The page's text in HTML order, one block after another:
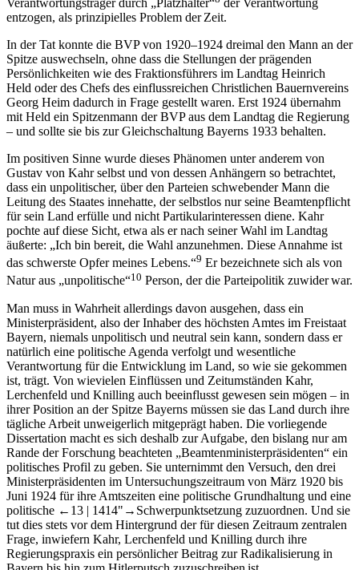
Verantwortungsträger durch „Platzhalter“
der Verantwortung
entzogen, als prinzipielles Problem der Zeit.
In der Tat konnte die BVP von 1920–1924 dreimal den Mann an der
Spitze auswechseln, ohne dass die Stellungen der prägenden
Persönlichkeiten wie des Fraktionsführers im Landtag Heinrich
Held oder des Chefs des einflussreichen Christlichen Bauernvereins
Georg Heim dadurch in Frage gestellt waren. Erst 1924 übernahm
mit Held ein Spitzenmann der BVP aus dem Landtag die Regierung
– und sollte sie bis zur Gleichschaltung Bayerns 1933 behalten.
Im positiven Sinne wurde dieses Phänomen unter anderem von
Gustav von Kahr selbst und von dessen Anhängern so betrachtet,
dass ein unpolitischer, über den Parteien schwebender Mann die
Leitung des Staates innehatte, der selbstlos nur seine Beamtenpflicht
für sein Land erfülle und nicht Partikularinteressen diene. Kahr
pochte auf diese Sicht, etwa als er nach seiner Wahl im Landtag
äußerte: „Ich bin bereit, die Wahl anzunehmen. Diese Annahme ist
das schwerste Opfer meines Lebens.“9 Er bezeichnete sich als von
Natur aus „unpolitische“10 Person, der die Parteipolitik zuwider war.
Man muss in Wahrheit allerdings davon ausgehen, dass ein
Ministerpräsident, also der Inhaber des höchsten Amtes im Freistaat
Bayern, niemals unpolitisch und neutral sein kann, sondern dass er
natürlich eine politische Agenda verfolgt und wesentliche
Verantwortung für die Entwicklung im Land, so wie sie gekommen
ist, trägt. Von wievielen Einflüssen und Zeitumständen Kahr,
Lerchenfeld und Knilling auch beeinflusst gewesen sein mögen – in
ihrer Position an der Spitze Bayerns müssen sie das Land durch ihre
tägliche Arbeit unweigerlich mitgeprägt haben. Die vorliegende
Dissertation macht es sich deshalb zur Aufgabe, den bislang nur am
Rande der Forschung beachteten „Beamtenministerpräsidenten“ ein
politisches Profil zu geben. Sie unternimmt den Versuch, den drei
Ministerpräsidenten im Untersuchungszeitraum von März 1920 bis
Juni 1924 für ihre Amtszeiten eine politische Grundhaltung und eine
politische ←13 | 1414"→ Schwerpunktsetzung zuzuordnen. Und sie
tut dies stets vor dem Hintergrund der für diesen Zeitraum zentralen
Frage, inwiefern Kahr, Lerchenfeld und Knilling durch ihre
Regierungspraxis ein persönlicher Beitrag zur Radikalisierung in